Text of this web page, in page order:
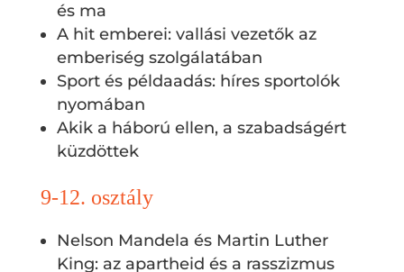
és ma
A hit emberei: vallási vezetők az
emberiség szolgálatában
Sport és példaadás: híres sportolók
nyomában
Akik a háború ellen, a szabadságért
küzdöttek
9-12. osztály
Nelson Mandela és Martin Luther
King: az apartheid és a rasszizmus